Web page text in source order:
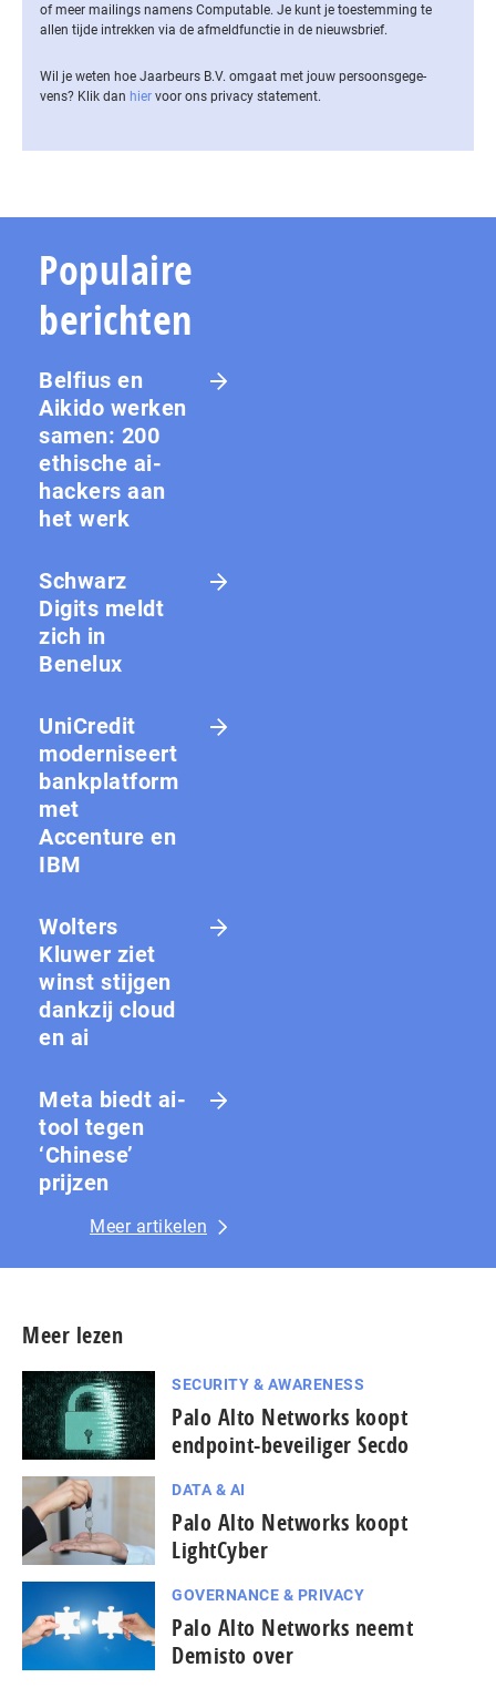
of meer mailings namens Computable. Je kunt je toestemming te
allen tijde intrekken via de af­meld­func­tie in de nieuwsbrief.
Wil je weten hoe Jaarbeurs B.V. omgaat met jouw per­soons­ge­ge­
vens? Klik dan hier voor ons privacy statement.
Populaire
berichten
Belfius en
Aikido werken
samen: 200
ethische ai-
hackers aan
het werk
Schwarz
Digits meldt
zich in
Benelux
UniCredit
moderniseert
bankplatform
met
Accenture en
IBM
Wolters
Kluwer ziet
winst stijgen
dankzij cloud
en ai
Meta biedt ai-
tool tegen
‘Chinese’
prijzen
Meer artikelen
Meer lezen
SECURITY & AWARENESS
Palo Alto Networks koopt
endpoint-beveiliger Secdo
DATA & AI
Palo Alto Networks koopt
LightCyber
GOVERNANCE & PRIVACY
Palo Alto Networks neemt
Demisto over